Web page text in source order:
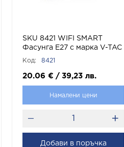
SKU 8421 WIFI SMART
Фасунга Е27 с марка V-TAC
Код: 8421
20.06 € / 39,23 лв.
Намалени цени
Добави в поръчка